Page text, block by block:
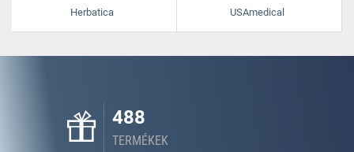
Herbatica USAmedical
488
TERMÉKEK